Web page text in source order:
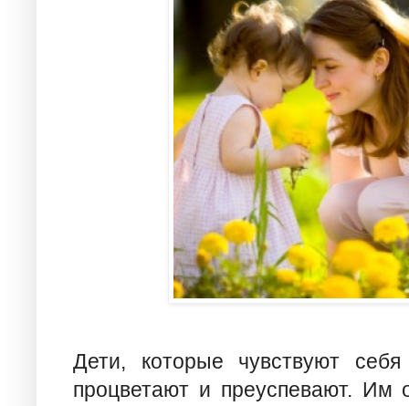
Дети, которые чувствуют
процветают и преуспевают. Им